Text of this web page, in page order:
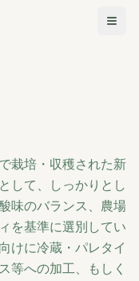
ナビ
栽培・収穫された新
して、しっかりとし
味のバランス、農場
を基準に選別してい
けに冷蔵・パレタイ
等への加工、もしく